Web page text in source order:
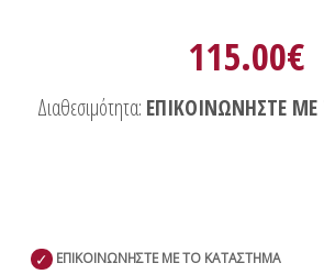
115.00€
Διαθεσιμότητα: ΕΠΙΚΟΙΝΩΝΗΣΤΕ
✓ ΕΠΙΚΟΙΝΩΝΗΣΤΕ ΜΕ ΤΟ ΚΑΤΑΣΤΗΜΑ